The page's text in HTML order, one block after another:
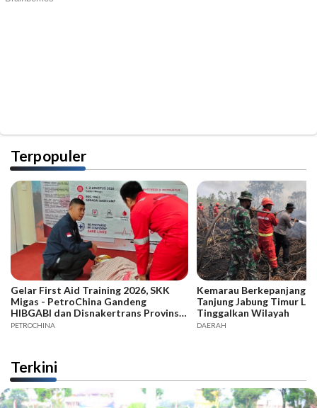
Terpopuler
Gelar First Aid Training 2026, SKK
Migas - PetroChina Gandeng
HIBGABI dan Disnakertrans Provinsi
Jambi
PETROCHINA
Kemarau
Tanjung Jabung Timur
Tinggalkan Wilayah
DAERAH
Terkini